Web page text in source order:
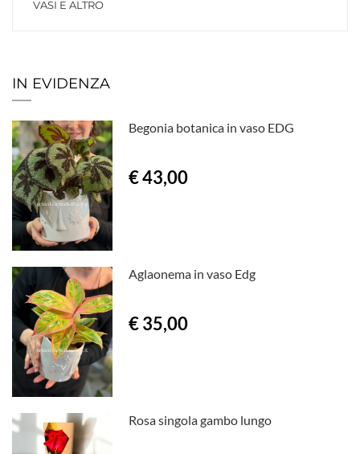
VASI E ALTRO
IN EVIDENZA
Begonia botanica in vaso EDG
€ 43,00
Aglaonema in vaso Edg
€ 35,00
Rosa singola gambo lungo